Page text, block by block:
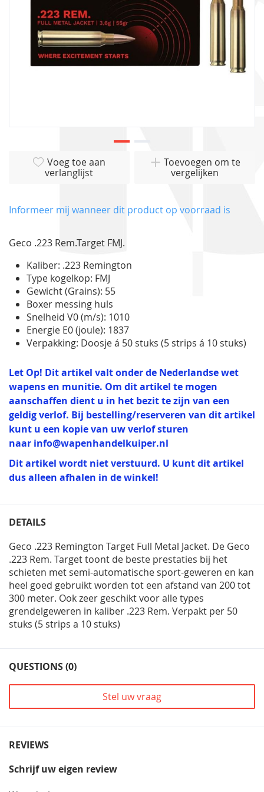
van
gallerij
Voeg toe aan
verlanglijst
Toevoegen om te
vergelijken
Informeer mij wanneer dit product op voorraad is
Geco .223 Rem.Target FMJ.
Kaliber: .223 Remington
Type kogelkop: FMJ
Gewicht (Grains): 55
Boxer messing huls
Snelheid V0 (m/s): 1010
Energie E0 (joule): 1837
Verpakking: Doosje á 50 stuks (5 strips á 10 stuks)
Let Op! Dit artikel valt onder de Nederlandse wet
wapens en munitie. Om dit artikel te mogen
aanschaffen dient u in het bezit te zijn van een
geldig verlof. Bij bestelling/reserveren van dit artikel
kunt u een kopie van uw verlof sturen
naar info@wapenhandelkuiper.nl
Dit artikel wordt niet verstuurd. U kunt dit artikel
dus alleen afhalen in de winkel!
DETAILS
Geco .223 Remington Target Full Metal Jacket. De Geco
.223 Rem. Target toont de beste prestaties bij het
schieten met semi-automatische sport-geweren en kan
heel goed gebruikt worden tot een afstand van 200 tot
300 meter. Ook zeer geschikt voor alle types
grendelgeweren in kaliber .223 Rem. Verpakt per 50
stuks (5 strips a 10 stuks)
QUESTIONS (0)
Stel uw vraag
REVIEWS
Schrijf uw eigen review